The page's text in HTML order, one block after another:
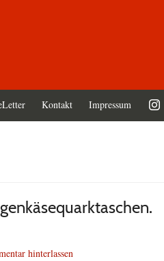
Kontakt Impressum
hinterlassen